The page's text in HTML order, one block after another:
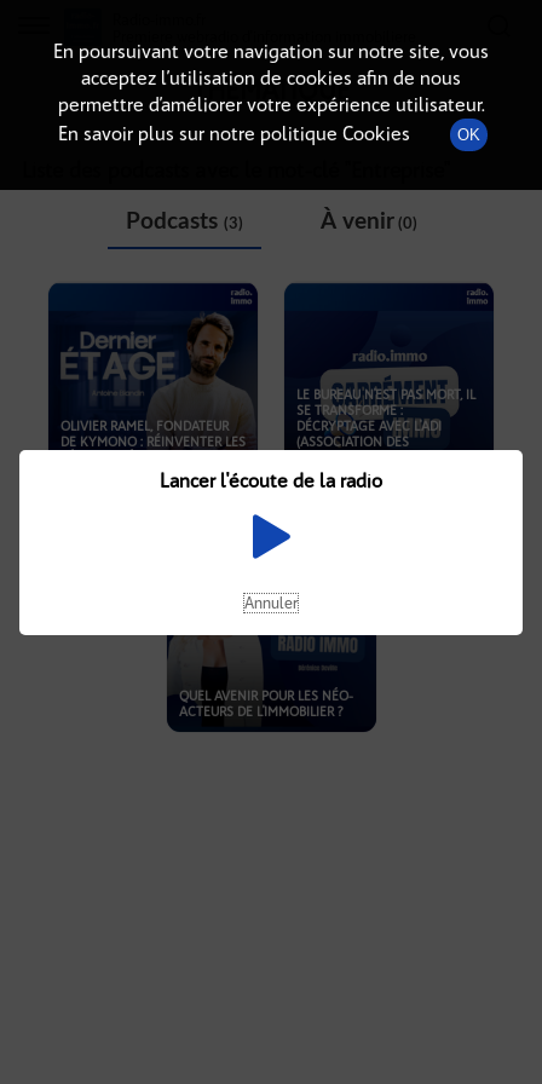
THÉMATIQUE
Podcasts (3) À venir(0)
OLIVIER RAMEL, FONDATEUR
DE KYMONO : RÉINVENTER LES
LE BUREAU N'EST PAS MORT, IL
SE TRANSFORME :
DÉCRYPTAGE AVEC L'ADI
(ASSOCIATION DES
LA FRANÇAISE
QUEL AVENIR POUR LES NÉO-
ACTEURS DE L'IMMOBILIER ?
En poursuivant votre navigation sur notre site, vous
acceptez l’utilisation de cookies afin de nous
permettre d’améliorer votre expérience utilisateur.
En savoir plus sur notre politique Cookies
OK
Lancer l'écoute de la radio
Annuler